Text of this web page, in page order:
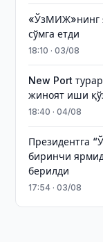
«ЎзМИЖ»нинг
сўмга етди
18:10 · 03/08
New Port
жиноят иши
18:40 · 04/08
Президентга
биринчи
берилди
17:54 · 03/08